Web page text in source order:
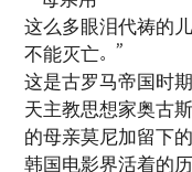
这么多眼泪代祷的儿
不能灭亡。”
这是古罗马帝国时期
天主教思想家奥古
的母亲莫尼加留下的
韩国电影界活着的历